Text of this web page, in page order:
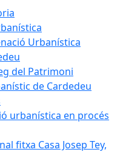
Urbanística
del Patrimoni
de Cardedeu
urbanística en procés
fitxa Casa Josep Tey,